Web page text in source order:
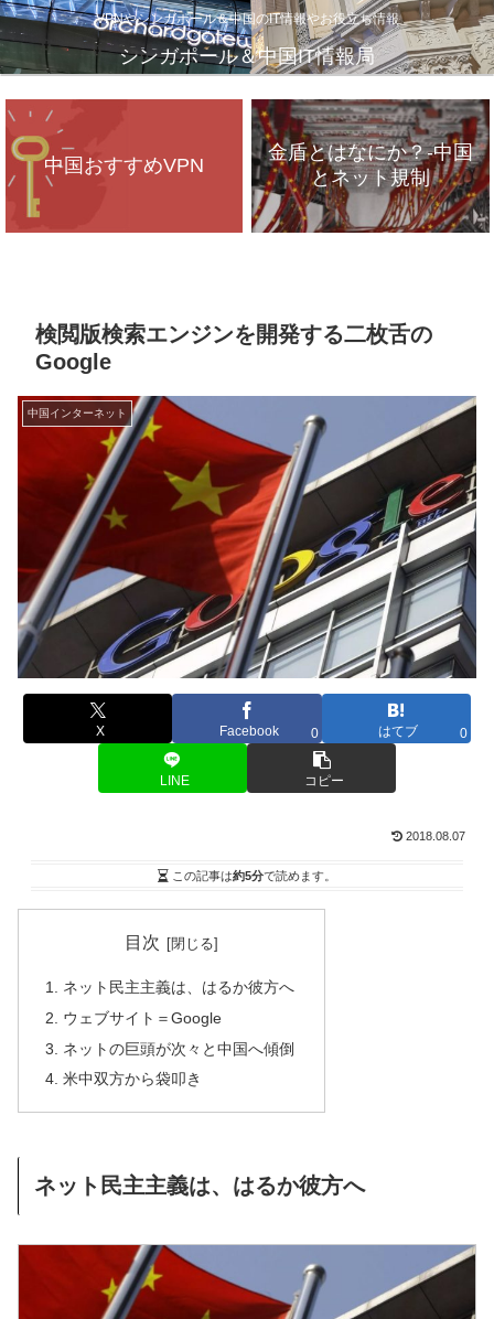
VPNやシンガポール＆中国のIT情報やお役立ち情報
シンガポール＆中国IT情報局
中国おすすめVPN
金盾とはなにか？-中国
とネット規制
検閲版検索エンジンを開発する二枚舌の
Google
中国インターネット
X Facebook 0 はてブ 0
LINE コピー
2018.08.07
この記事は約5分で読めます。
目次
ネット民主主義は、はるか彼方へ
ウェブサイト＝Google
ネットの巨頭が次々と中国へ傾倒
米中双方から袋叩き
ネット民主主義は、はるか彼方へ